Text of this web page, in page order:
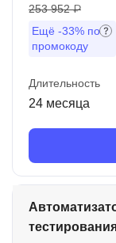
253 952 ₽
Ещё -33% по
промокоду
Длительность
24 месяца